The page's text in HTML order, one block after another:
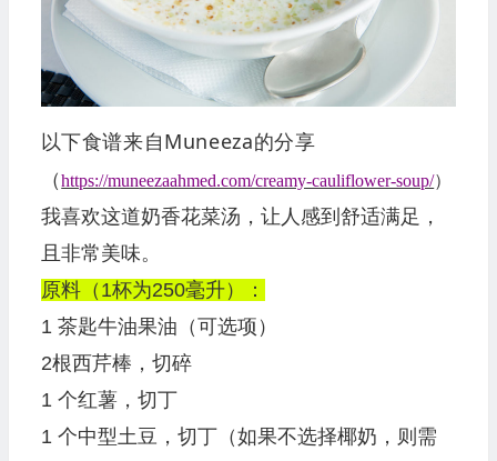
以下食谱来自Muneeza的分享
（https://muneezaahmed.com/creamy-cauliflower-soup/）
我喜欢这道奶香花菜汤，让人感到舒适满足，
且非常美味。
原料（1杯为250毫升）：
1 茶匙牛油果油（可选项）
2根西芹棒，切碎
1 个红薯，切丁
1 个中型土豆，切丁（如果不选择椰奶，则需